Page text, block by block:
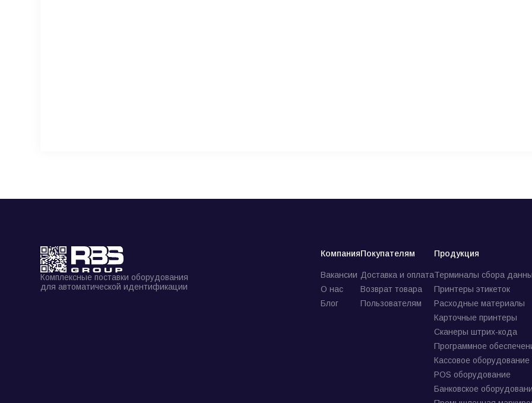
Комплексные поставки оборудования
для автоматической идентификации
Компания
Вакансии
О нас
Блог
Покупателям
Доставка и оплата
Возврат товара
Пользователям
Продукция
Терминалы сбора
Принтеры этикеток
Расходные материалы
Карточные принтеры
Сканеры штрих-кода
Программное
Кассовое оборудование
POS оборудование
Банковское